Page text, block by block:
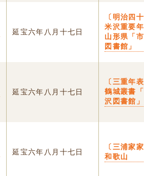
延宝六年八月十七日
〔明治
米沢重要
山形県「
図書館」
延宝六年八月十七日
〔三重年
鶴城叢書
沢図書館」
延宝六年八月十七日
〔三浦家
和歌山